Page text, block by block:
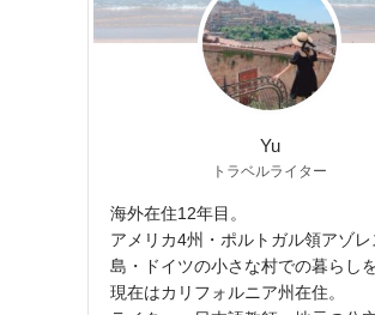
Yu
トラベルライター
海外在住12年目。
アメリカ4州・ポルトガル領アゾレ
島・ドイツの小さな村での暮らしを
現在はカリフォルニア州在住。